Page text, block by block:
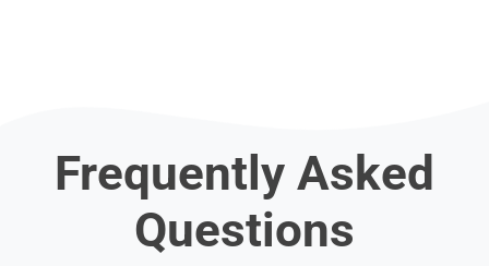
Frequently Asked
Questions